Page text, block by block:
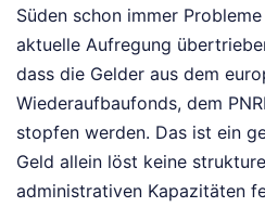
Süden schon immer
aktuelle Aufregung
dass die Gelder aus dem
Wiederaufbaufonds, dem
stopfen werden. Das ist ein
Geld allein löst keine
administrativen Kapazitäten